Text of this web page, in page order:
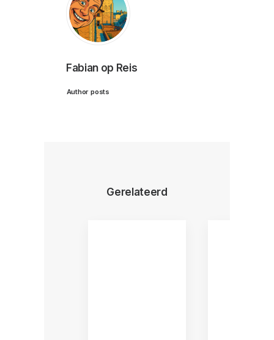
Fabian op Reis
Author posts
Gerelateerd